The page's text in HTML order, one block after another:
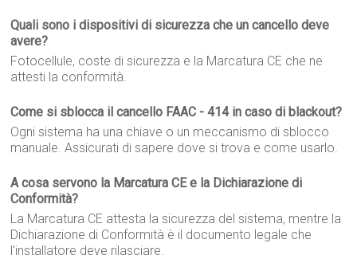
Quali sono i dispositivi di sicurezza che un cancello deve
avere?
Fotocellule, coste di sicurezza e la Marcatura CE che ne
attesti la conformità.
Come si sblocca il cancello FAAC - 414 in caso di blackout?
Ogni sistema ha una chiave o un meccanismo di sblocco
manuale. Assicurati di sapere dove si trova e come usarlo.
A cosa servono la Marcatura CE e la Dichiarazione di
Conformità?
La Marcatura CE attesta la sicurezza del sistema, mentre la
Dichiarazione di Conformità è il documento legale che
l'installatore deve rilasciare.